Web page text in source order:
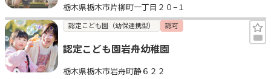
栃木県栃木市片柳町一丁目２０−１
認定こども園（幼保連携型） 認可
認定こども園岩舟幼稚園
栃木県栃木市岩舟町静６２２